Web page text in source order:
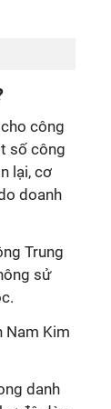
công
số công
lại, cơ
doanh
Trung
sử
Nam Kim
danh